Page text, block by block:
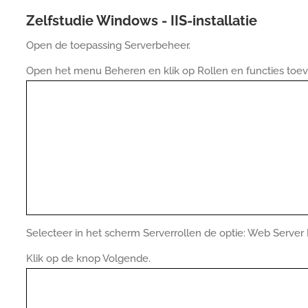
Zelfstudie Windows - IIS-installatie
Open de toepassing Serverbeheer.
Open het menu Beheren en klik op Rollen en functies
Selecteer in het scherm Serverrollen de optie: Web Server
Klik op de knop Volgende.